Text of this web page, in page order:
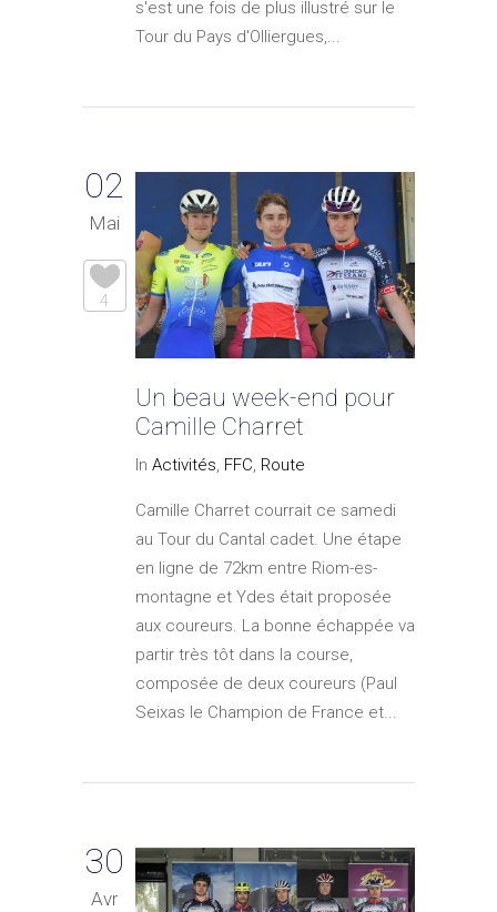
s'est une fois de plus illustré sur le
Tour du Pays d'Olliergues,...
02
Mai
4
Un beau week-end pour
Camille Charret
In Activités, FFC, Route
Camille Charret courrait ce samedi
au Tour du Cantal cadet. Une étape
en ligne de 72km entre Riom-es-
montagne et Ydes était proposée
aux coureurs. La bonne échappée va
partir très tôt dans la course,
composée de deux coureurs (Paul
Seixas le Champion de France et...
30
Avr